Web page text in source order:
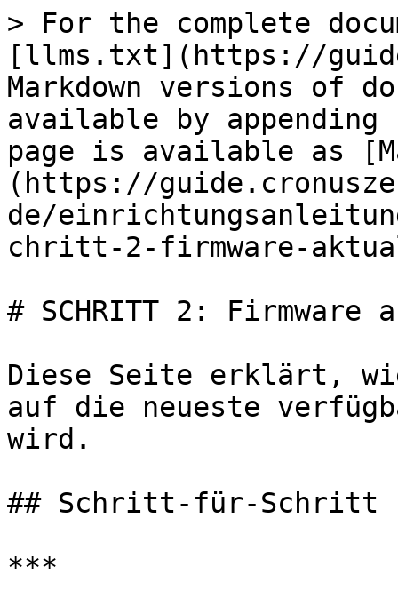
> For the complete
[llms.txt](https://
Markdown versions of
available by
page is available as
(https://
de/
chritt-2-firmware-
# SCHRITT 2:
Diese Seite erklärt,
auf die neueste
wird.
## Schritt-für-Schritt
***